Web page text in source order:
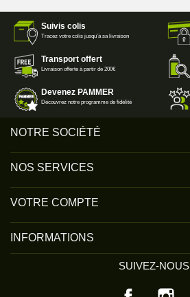
Suivis colis
Tracez votre colis jusqu'à sa livraison
Transport offert
Livraison offerte à partir de 200€
Devenez PAMMER
Découvrez notre programme de fidélité
NOTRE SOCIÉTÉ
NOS SERVICES
VOTRE COMPTE
INFORMATIONS
SUIVEZ-NOUS
Facebook